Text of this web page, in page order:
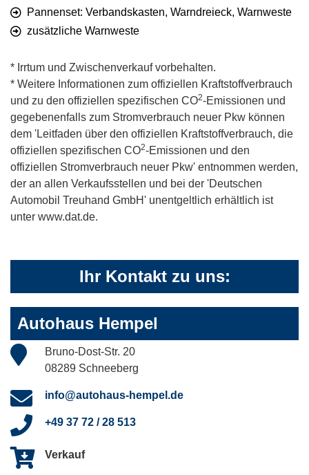
Pannenset: Verbandskasten, Warndreieck, Warnweste
zusätzliche Warnweste
* Irrtum und Zwischenverkauf vorbehalten.
* Weitere Informationen zum offiziellen Kraftstoffverbrauch
und zu den offiziellen spezifischen CO2-Emissionen und
gegebenenfalls zum Stromverbrauch neuer Pkw können
dem 'Leitfaden über den offiziellen Kraftstoffverbrauch, die
offiziellen spezifischen CO2-Emissionen und den
offiziellen Stromverbrauch neuer Pkw' entnommen werden,
der an allen Verkaufsstellen und bei der 'Deutschen
Automobil Treuhand GmbH' unentgeltlich erhältlich ist
unter www.dat.de.
Ihr Kontakt zu uns:
Autohaus Hempel
Bruno-Dost-Str. 20
08289 Schneeberg
info@autohaus-hempel.de
+49 37 72 / 28 513
Verkauf